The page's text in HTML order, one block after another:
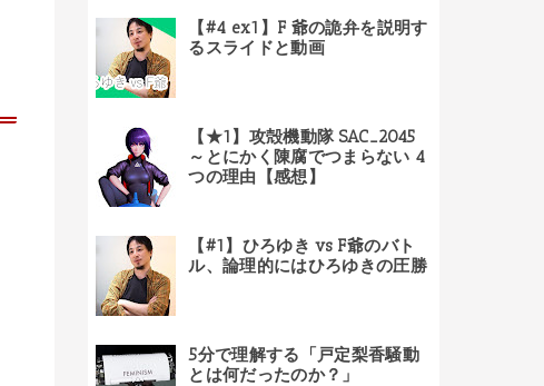
【#4 ex1】F 爺の詭弁を説明す
るスライドと動画
【★1】攻殻機動隊 SAC_2045
～とにかく陳腐でつまらない 4
つの理由【感想】
【#1】ひろゆき vs F爺のバト
ル、論理的にはひろゆきの圧勝
5分で理解する「戸定梨香騒動
とは何だったのか？」